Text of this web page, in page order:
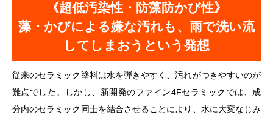
《超低汚染性・防藻防かび性》
藻・かびによる嫌な汚れも、雨で洗い流
してしまおうという発想
従来のセラミック塗料は水を弾きやすく、汚れがつきやすいのが
難点でした。しかし、新開発のファイン4Fセラミックでは、成
分内のセラミック同士を結合させることにより、水に大変なじみ